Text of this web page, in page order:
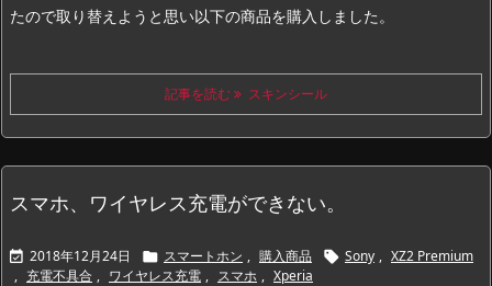
たので取り替えようと思い以下の商品を購入しました。
記事を読む スキンシール
スマホ、ワイヤレス充電ができない。
 2018年12月24日  スマートホン , 購入商品  Sony , XZ2 Premium
, 充電不具合 , ワイヤレス充電 , スマホ , Xperia